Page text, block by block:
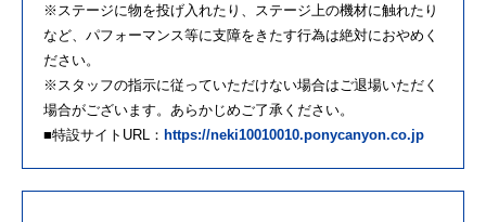
※ステージに物を投げ入れたり、ステージ上の機材に触れたり
など、パフォーマンス等に支障をきたす行為は絶対におやめく
ださい。
※スタッフの指示に従っていただけない場合はご退場いただく
場合がございます。あらかじめご了承ください。
■特設サイトURL： https://neki10010010.ponycanyon.co.jp